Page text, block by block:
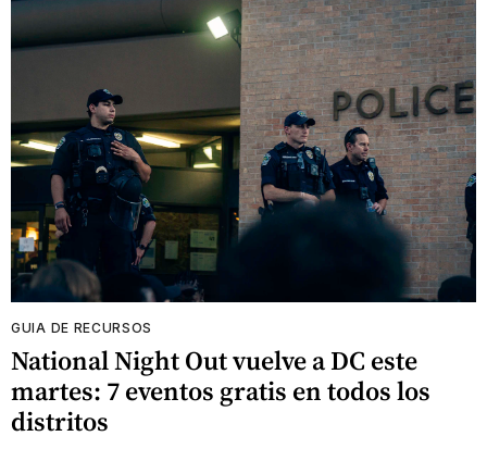
GUIA DE RECURSOS
National Night Out vuelve a DC este
martes: 7 eventos gratis en todos los
distritos